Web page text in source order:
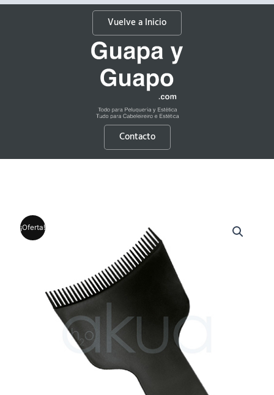
Vuelve a Inicio
Contacto
¡Oferta!